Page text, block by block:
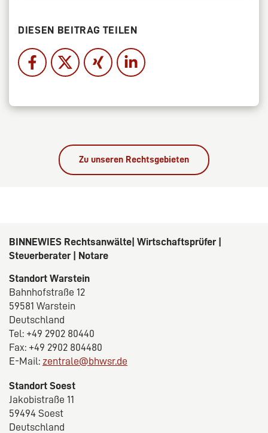
DIESEN BEITRAG TEILEN
Zu unseren Rechtsgebieten
BINNEWIES Rechtsanwälte| Wirtschaftsprüfer |
Steuerberater | Notare
Standort Warstein
Bahnhofstraße 12
59581 Warstein
Deutschland
Tel: +49 2902 80440
Fax: +49 2902 804480
E-Mail: zentrale@bhwsr.de
Standort Soest
Jakobistraße 11
59494 Soest
Deutschland